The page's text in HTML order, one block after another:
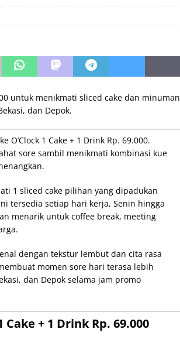
untuk menikmati sliced cake dan minuman
dan Depok.
1 Cake + 1 Drink Rp. 69.000.
sore sambil menikmati kombinasi kue
1 sliced cake pilihan yang dipadukan
tersedia setiap hari kerja, Senin hingga
menarik untuk coffee break, meeting
dengan tekstur lembut dan cita rasa
momen sore hari terasa lebih
dan Depok selama jam promo
+ 1 Drink Rp. 69.000